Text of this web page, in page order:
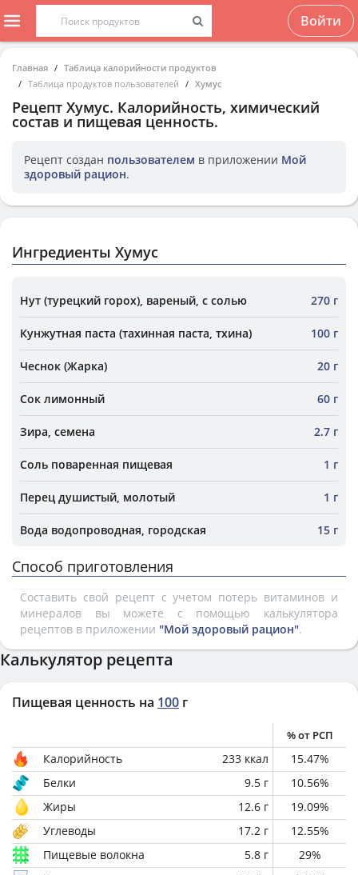
Войти
Главная
Таблица калорийности продуктов
Таблица продуктов пользователей
Хумус
Рецепт Хумус. Калорийность, химический
состав и пищевая ценность.
Рецепт создан пользователем в приложении Мой
здоровый рацион.
Ингредиенты Хумус
Нут (турецкий горох), вареный, с солью 270 г
Кунжутная паста (тахинная паста, тхина) 100 г
Чеснок (Жарка) 20 г
Сок лимонный 60 г
Зира, семена 2.7 г
Соль поваренная пищевая 1 г
Перец душистый, молотый 1 г
Вода водопроводная, городская 15 г
Способ приготовления
Составить свой рецепт с учетом потерь витаминов и
минералов вы можете с помощью калькулятора
рецептов в приложении "Мой здоровый рацион".
Калькулятор рецепта
Пищевая ценность на 100 г
% от РСП
Калорийность 233 ккал 15.47%
Белки
9.5 г 10.56%
Жиры
12.6 г 19.09%
Углеводы
17.2 г 12.55%
Пищевые волокна
5.8 г 29%